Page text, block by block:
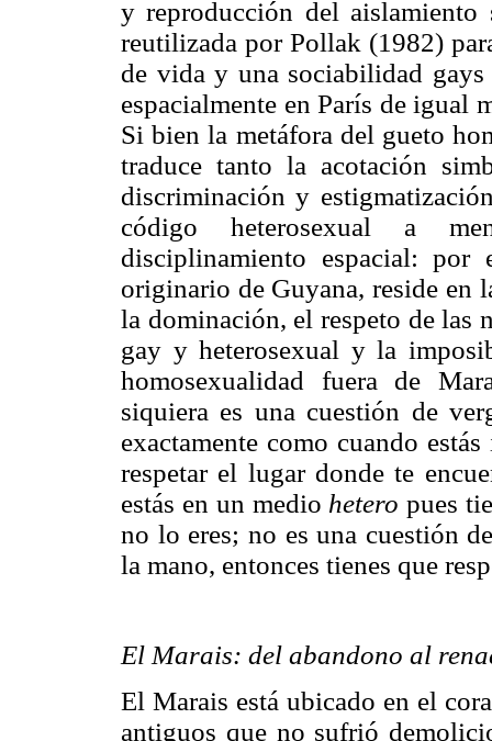
y reproducción del
reutilizada por Pollak (1982)
de vida y una sociabilidad gays
espacialmente en París de igual
Si bien la metáfora del gueto
traduce tanto la acotación
discriminación y
código heterosexual a
disciplinamiento espacial:
originario de Guyana, reside en
la dominación, el respeto de las
gay y heterosexual y la
homosexualidad fuera de
siquiera es una cuestión de
exactamente como cuando
respetar el lugar donde te
estás en un medio hetero pues
no lo eres; no es una cuestión
la mano, entonces tienes que
El Marais: del abandono al
El Marais está ubicado en el
antiguos que no sufrió